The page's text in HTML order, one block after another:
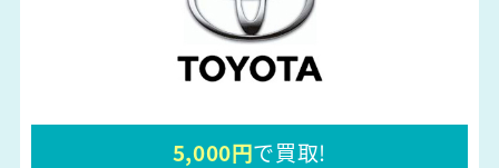
5,000円で買取!